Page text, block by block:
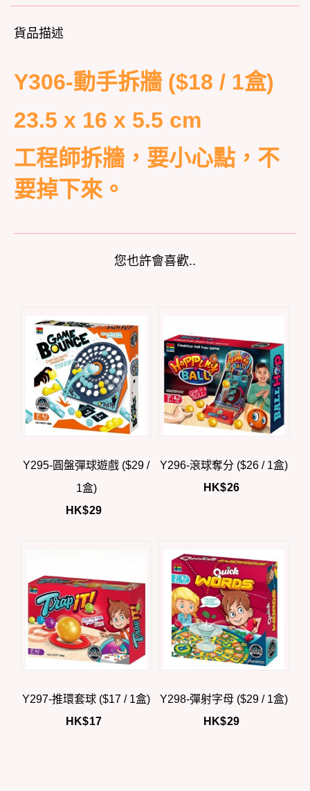
貨品描述
Y306-動手拆牆 ($18 / 1盒)
23.5 x 16 x 5.5 cm
工程師拆牆，要小心點，不
要掉下來。
您也許會喜歡..
Y295-圓盤彈球遊戲 ($29 /
1盒)
HK$29
Y296-滾球奪分 ($26 / 1盒)
HK$26
Y297-推環套球 ($17 / 1盒)
HK$17
Y298-彈射字母 ($29 / 1盒)
HK$29